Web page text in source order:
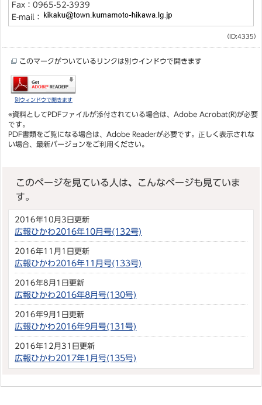
Fax：0965-52-3939
E-mail：
（ID:4335）
このマークがついているリンクは別ウインドウで開きます
別ウィンドウで開きます
※資料としてPDFファイルが添付されている場合は、 Adobe Acrobat(R)が必要
です。
PDF書類をご覧になる場合は、 Adobe Readerが必要です。正しく表示されな
い場合、最新バージョンをご利用ください。
このページを見ている人は、こんなページも見ていま
す。
2016年10月3日更新
広報ひかわ2016年10月号(132号)
2016年11月1日更新
広報ひかわ2016年11月号(133号)
2016年8月1日更新
広報ひかわ2016年8月号(130号)
2016年9月1日更新
広報ひかわ2016年9月号(131号)
2016年12月31日更新
広報ひかわ2017年1月号(135号)